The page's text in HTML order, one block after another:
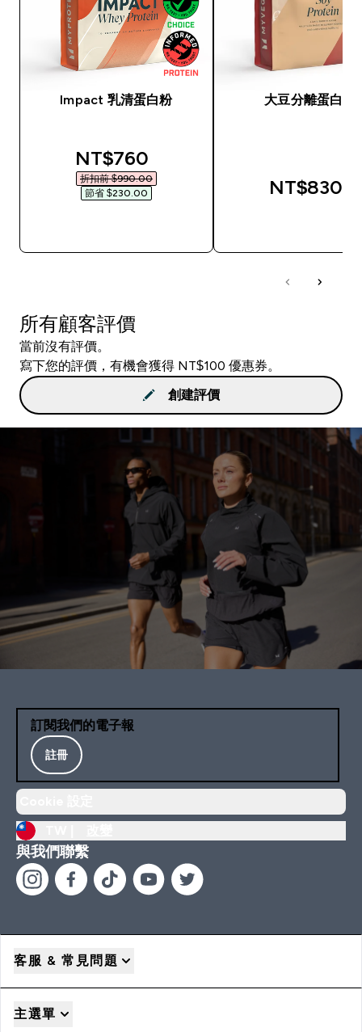
Impact 乳清蛋白粉
discounted price
NT$760‎
折扣前 $990.00‎
節省 $230.00‎
大豆分離蛋白粉
NT$830‎
所有顧客評價
當前沒有評價。
寫下您的評價，有機會獲得 NT$100 優惠券。
創建評價
訂閱我們的電子報
註冊
與我們聯繫
客服 & 常見問題
主選單